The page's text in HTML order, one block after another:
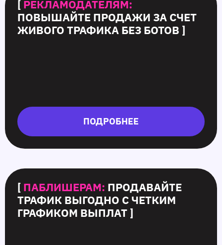
[ РЕКЛАМОДАТЕЛЯМ:
ПОВЫШАЙТЕ ПРОДАЖИ ЗА СЧЕТ
ЖИВОГО ТРАФИКА БЕЗ БОТОВ ]
ПОДРОБНЕЕ
[ ПАБЛИШЕРАМ: ПРОДАВАЙТЕ
ТРАФИК ВЫГОДНО С ЧЕТКИМ
ГРАФИКОМ ВЫПЛАТ ]